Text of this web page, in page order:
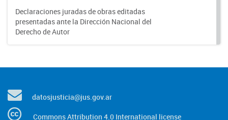
Declaraciones juradas de obras editadas
presentadas ante la Dirección Nacional del
Derecho de Autor
datosjusticia@jus.gov.ar
Commons Attribution 4.0 International license